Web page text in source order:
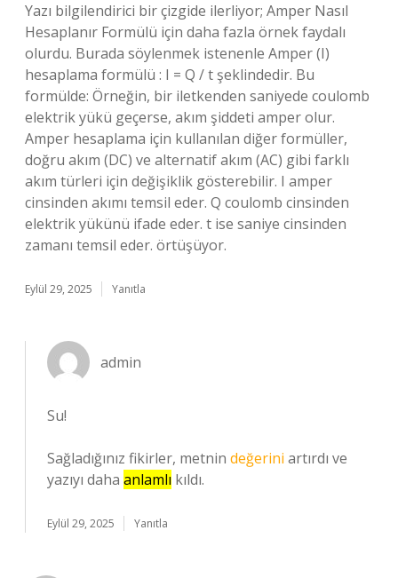
Yazı bilgilendirici bir çizgide ilerliyor; Amper Nasıl
Hesaplanır Formülü için daha fazla örnek faydalı
olurdu. Burada söylenmek istenenle Amper (I)
hesaplama formülü : I = Q / t şeklindedir. Bu
formülde: Örneğin, bir iletkenden saniyede coulomb
elektrik yükü geçerse, akım şiddeti amper olur.
Amper hesaplama için kullanılan diğer formüller,
doğru akım (DC) ve alternatif akım (AC) gibi farklı
akım türleri için değişiklik gösterebilir. I amper
cinsinden akımı temsil eder. Q coulomb cinsinden
elektrik yükünü ifade eder. t ise saniye cinsinden
zamanı temsil eder. örtüşüyor.
Eylül 29, 2025 Yanıtla
admin
Su!
Sağladığınız fikirler, metnin değerini artırdı ve
yazıyı daha anlamlı kıldı.
Eylül 29, 2025 Yanıtla